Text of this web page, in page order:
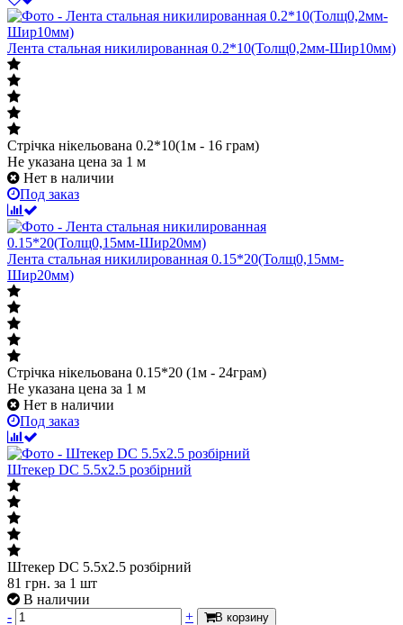
Лента стальная никилированная 0.2*10(Толщ0,2мм-Шир10мм)
Стрічка нікельована 0.2*10(1м - 16 грам)
Не указана цена за 1 м
Нет в наличии
Под заказ
Лента стальная никилированная 0.15*20(Толщ0,15мм-
Шир20мм)
Стрічка нікельована 0.15*20 (1м - 24грам)
Не указана цена за 1 м
Нет в наличии
Под заказ
Штекер DC 5.5x2.5 розбірний
Штекер DC 5.5x2.5 розбірний
81 грн. за 1 шт
В наличии
-
+ В корзину